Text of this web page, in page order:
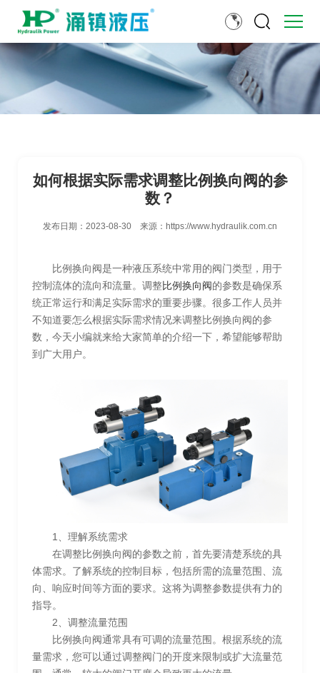
如何根据实际需求调整比例换向阀的参
数？
发布日期： 2023-08-30 来源： https://www.hydraulik.com.cn
比例换向阀是一种液压系统中常用的阀门类型，用于
控制流体的流向和流量。调整比例换向阀的参数是确保系
统正常运行和满足实际需求的重要步骤。很多工作人员并
不知道要怎么根据实际需求情况来调整比例换向阀的参
数，今天小编就来给大家简单的介绍一下，希望能够帮助
到广大用户。
1、理解系统需求
在调整比例换向阀的参数之前，首先要清楚系统的具
体需求。了解系统的控制目标，包括所需的流量范围、流
向、响应时间等方面的要求。这将为调整参数提供有力的
指导。
2、调整流量范围
比例换向阀通常具有可调的流量范围。根据系统的流
量需求，您可以通过调整阀门的开度来限制或扩大流量范